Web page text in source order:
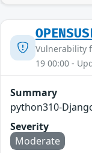
Vulnerability
19 00:00 -
Summary
python310-
Severity
Moderate